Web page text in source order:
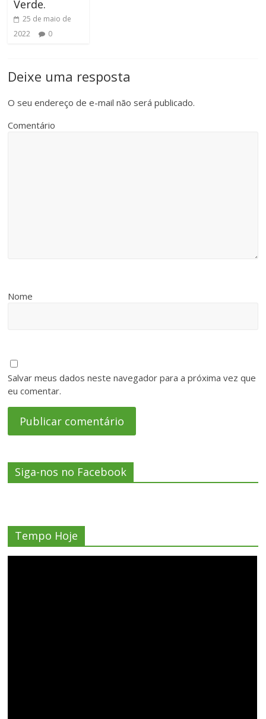
Verde.
25 de maio de
2022
0
Deixe uma resposta
O seu endereço de e-mail não será publicado.
Comentário
Nome
Salvar meus dados neste navegador para a próxima vez que
eu comentar.
Siga-nos no Facebook
Tempo Hoje